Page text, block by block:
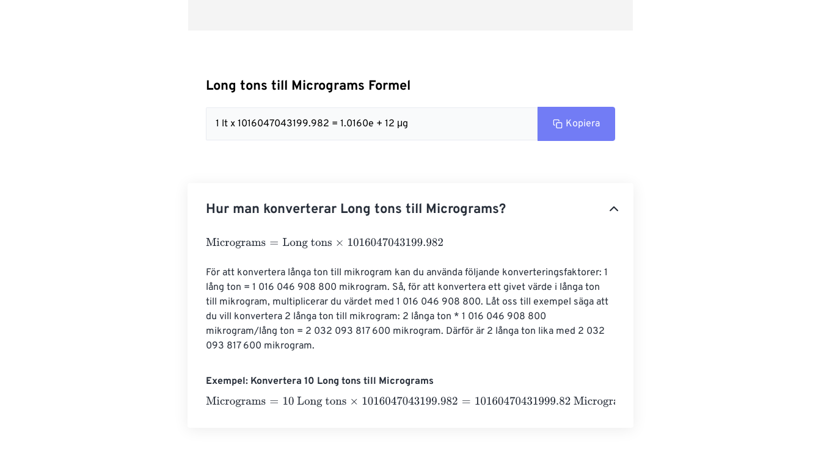
Long tons till Micrograms Formel
1 lt x 1016047043199.982 = 1.0160e + 12 μg Kopiera
Hur man konverterar Long tons till Micrograms?
Micrograms=Long tons ×1016047043199.982
För att konvertera långa ton till mikrogram kan du använda följande konverteringsfaktorer: 1
lång ton = 1 016 046 908 800 mikrogram. Så, för att konvertera ett givet värde i långa ton
till mikrogram, multiplicerar du värdet med 1 016 046 908 800. Låt oss till exempel säga att
du vill konvertera 2 långa ton till mikrogram: 2 långa ton * 1 016 046 908 800
mikrogram/lång ton = 2 032 093 817 600 mikrogram. Därför är 2 långa ton lika med 2 032
093 817 600 mikrogram.
Exempel: Konvertera 10 Long tons till Micrograms
Micrograms=10 Long tons×1016047043199.982=10160470431999.82 Micrograms